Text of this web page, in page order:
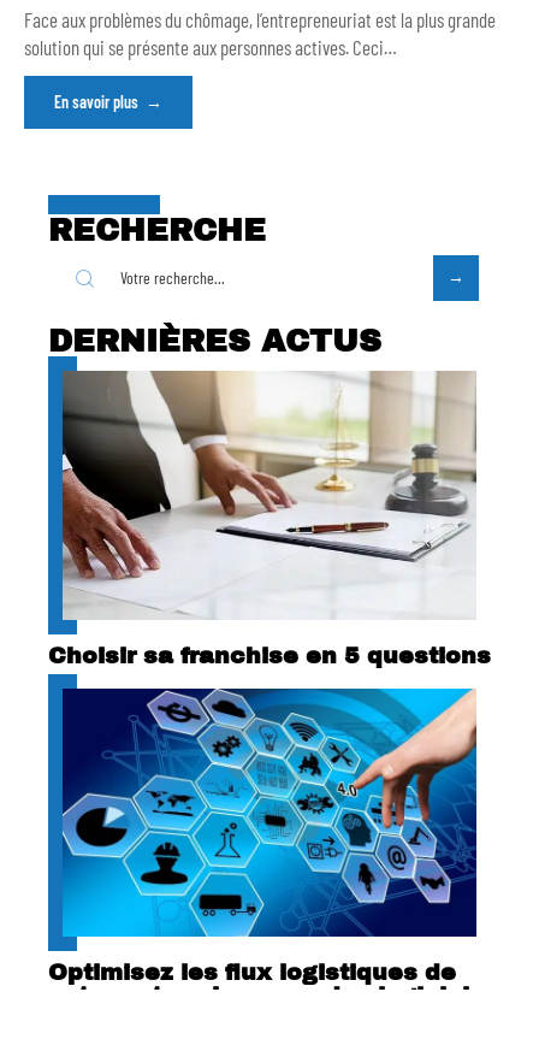
Face aux problèmes du chômage, l’entrepreneuriat est la plus grande
solution qui se présente aux personnes actives. Ceci…
En savoir plus
RECHERCHE
DERNIÈRES ACTUS
Choisir sa franchise en 5 questions
Optimisez les flux logistiques de
votre entreprise avec des logiciels